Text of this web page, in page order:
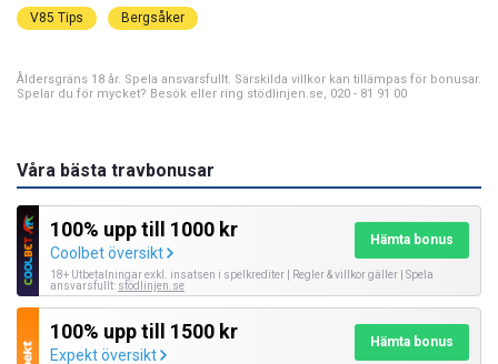
V85 Tips Bergsåker
Åldersgräns 18 år. Spela ansvarsfullt. Särskilda villkor kan tillämpas för bonusar.
Spelar du för mycket? Besök eller ring stödlinjen.se, 020 - 81 91 00
Våra bästa travbonusar
100% upp till 1000 kr
Coolbet översikt
Hämta bonus
18+ Utbetalningar exkl. insatsen i spelkrediter | Regler & villkor gäller | Spela
ansvarsfullt: stödlinjen.se
100% upp till 1500 kr
Expekt översikt
Hämta bonus